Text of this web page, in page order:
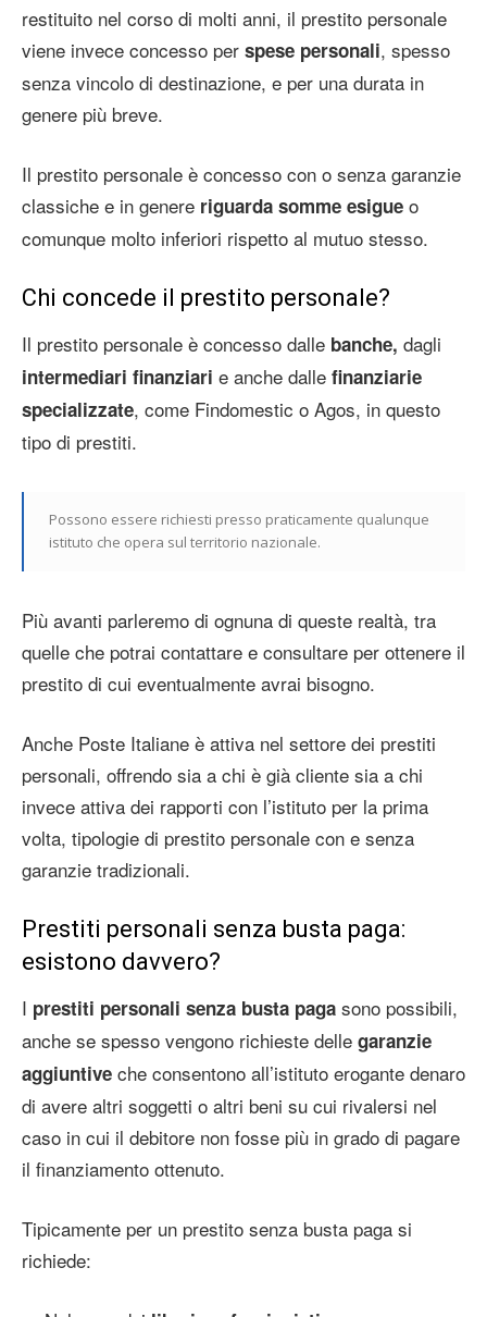
restituito nel corso di molti anni, il prestito personale
viene invece concesso per spese personali, spesso
senza vincolo di destinazione, e per una durata in
genere più breve.
Il prestito personale è concesso con o senza garanzie
classiche e in genere riguarda somme esigue o
comunque molto inferiori rispetto al mutuo stesso.
Chi concede il prestito personale?
Il prestito personale è concesso dalle banche, dagli
intermediari finanziari e anche dalle finanziarie
specializzate, come Findomestic o Agos, in questo
tipo di prestiti.
Possono essere richiesti presso praticamente qualunque
istituto che opera sul territorio nazionale.
Più avanti parleremo di ognuna di queste realtà, tra
quelle che potrai contattare e consultare per ottenere il
prestito di cui eventualmente avrai bisogno.
Anche Poste Italiane è attiva nel settore dei prestiti
personali, offrendo sia a chi è già cliente sia a chi
invece attiva dei rapporti con l’istituto per la prima
volta, tipologie di prestito personale con e senza
garanzie tradizionali.
Prestiti personali senza busta paga:
esistono davvero?
I prestiti personali senza busta paga sono possibili,
anche se spesso vengono richieste delle garanzie
aggiuntive che consentono all’istituto erogante denaro
di avere altri soggetti o altri beni su cui rivalersi nel
caso in cui il debitore non fosse più in grado di pagare
il finanziamento ottenuto.
Tipicamente per un prestito senza busta paga si
richiede: